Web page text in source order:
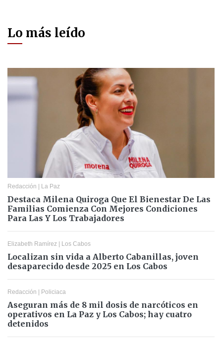
Lo más leído
Redacción | La Paz
Destaca Milena Quiroga Que El Bienestar De Las
Familias Comienza Con Mejores Condiciones
Para Las Y Los Trabajadores
Elizabeth Ramírez | Los Cabos
Localizan sin vida a Alberto Cabanillas, joven
desaparecido desde 2025 en Los Cabos
Redacción | Policiaca
Aseguran más de 8 mil dosis de narcóticos en
operativos en La Paz y Los Cabos; hay cuatro
detenidos